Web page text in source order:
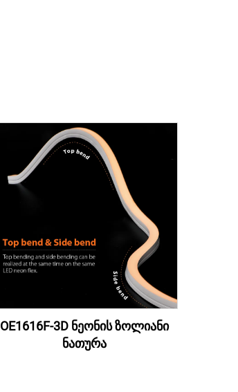
OE1616F-3D ნეონის ზოლიანი
ნათურა